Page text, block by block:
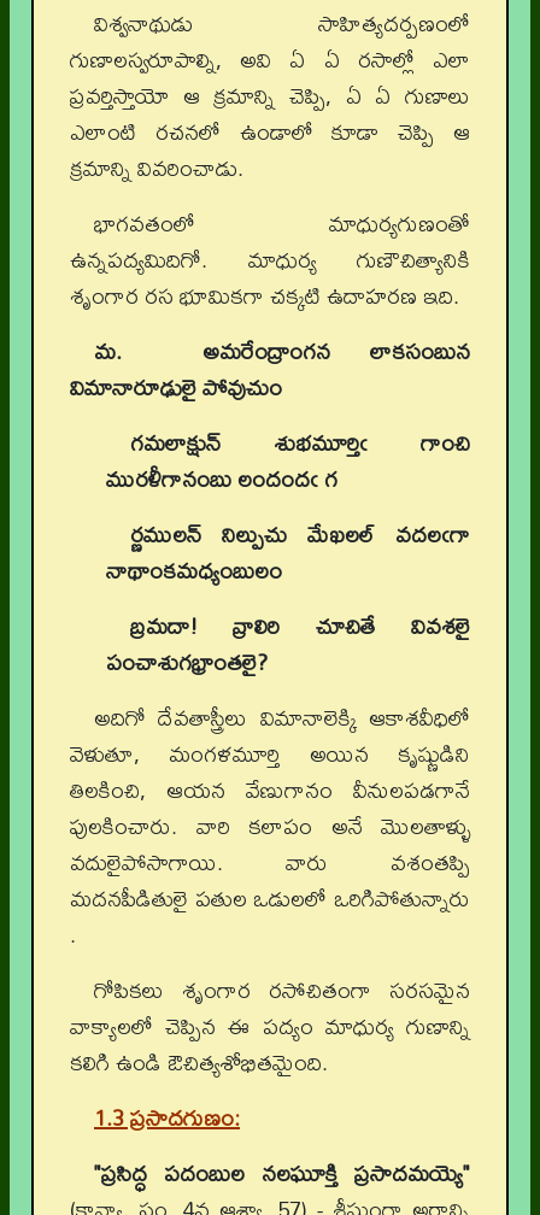
విశ్వనాథుడు సాహిత్యదర్పణంలో
గుణాలస్వరూపాల్ని, అవి ఏ ఏ రసాల్లో ఎలా
ప్రవర్తిస్తాయో ఆ క్రమాన్ని చెప్పి, ఏ ఏ గుణాలు
ఎలాంటి రచనలో ఉండాలో కూడా చెప్పి ఆ
క్రమాన్ని వివరించాడు.
భాగవతంలో మాధుర్యగుణంతో
ఉన్నపద్యమిదిగో. మాధుర్య గుణౌచిత్యానికి
శృంగార రస భూమికగా చక్కటి ఉదాహరణ ఇది.
మ.
అమరేంద్రాంగన లాకసంబున
విమానారూఢులై పోవుచుం
గమలాక్షున్ శుభమూర్తిఁ గాంచి
మురళీగానంబు లందందఁ గ
ర్ణములన్ నిల్పుచు మేఖలల్ వదలఁగా
నాథాంకమధ్యంబులం
బ్రమదా! వ్రాలిరి చూచితే వివశలై
పంచాశుగభ్రాంతలై?
అదిగో దేవతాస్త్రీలు విమానాలెక్కి ఆకాశవీధిలో
వెళుతూ, మంగళమూర్తి అయిన కృష్ణుడిని
తిలకించి, ఆయన వేణుగానం వీనులపడగానే
పులకించారు. వారి కలాపం అనే మొలతాళ్ళు
వదులైపోసాగాయి. వారు వశంతప్పి
మదనపీడితులై పతుల ఒడులలో ఒరిగిపోతున్నారు
.
గోపికలు శృంగార రసోచితంగా సరసమైన
వాక్యాలలో చెప్పిన ఈ పద్యం మాధుర్య గుణాన్ని
కలిగి ఉండి ఔచిత్యశోభితమైంది.
1.3 ప్రసాదగుణం:
"ప్రసిద్ధ పదంబుల నలఘూక్తి ప్రసాదమయ్యె"